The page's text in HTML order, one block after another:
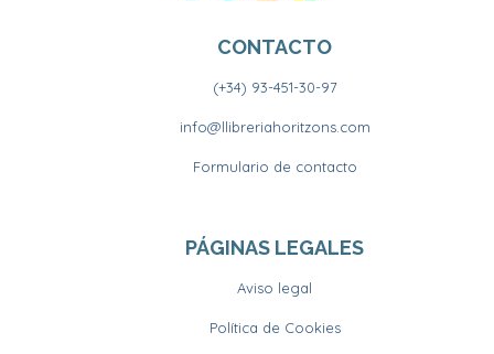
CONTACTO
(+34) 93-451-30-97
info@llibreriahoritzons.com
Formulario de contacto
PÁGINAS LEGALES
Aviso legal
Política de Cookies